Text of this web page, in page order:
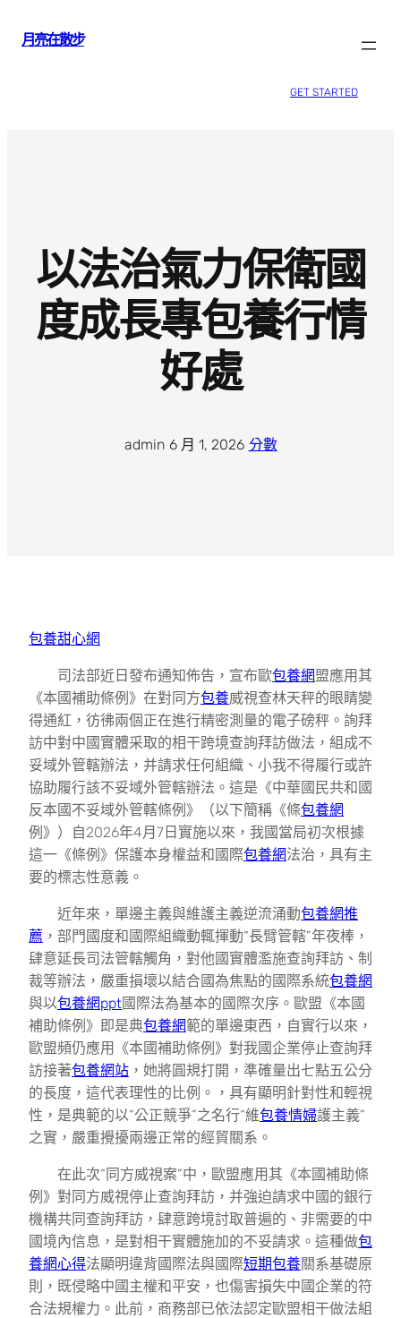
月亮在散步
GET STARTED
以法治氣力保衛國
度成長專包養行情
好處
admin· 6 月 1, 2026· 分數
包養甜心網
司法部近日發布通知佈告，宣布歐包養網盟應用其
《本國補助條例》在對同方包養威視查林天秤的眼睛變
得通紅，彷彿兩個正在進行精密測量的電子磅秤。詢拜
訪中對中國實體采取的相干跨境查詢拜訪做法，組成不
妥域外管轄辦法，并請求任何組織、小我不得履行或許
協助履行該不妥域外管轄辦法。這是《中華國民共和國
反本國不妥域外管轄條例》（以下簡稱《條包養網
例》）自2026年4月7日實施以來，我國當局初次根據
這一《條例》保護本身權益和國際包養網法治，具有主
要的標志性意義。
近年來，單邊主義與維護主義逆流涌動包養網推
薦 ，部門國度和國際組織動輒揮動“長臂管轄”年夜棒，
肆意延長司法管轄觸角，對他國實體濫施查詢拜訪、制
裁等辦法，嚴重損壞以結合國為焦點的國際系統包養網
與以包養網ppt國際法為基本的國際次序。歐盟《本國
補助條例》即是典包養網範的單邊東西，自實行以來，
歐盟頻仍應用《本國補助條例》對我國企業停止查詢拜
訪接著包養網站 ，她將圓規打開，準確量出七點五公分
的長度，這代表理性的比例。，具有顯明針對性和輕視
性，是典範的以“公正競爭”之名行“維包養情婦護主義”
之實，嚴重攪擾兩邊正常的經貿關系。
在此次“同方威視案”中，歐盟應用其《本國補助條
例》對同方威視停止查詢拜訪，并強迫請求中國的銀行
機構共同查詢拜訪，肆意跨境討取普遍的、非需要的中
國境內信息，是對相干實體施加的不妥請求。這種做包
養網心得法顯明違背國際法與國際短期包養關系基礎原
則，既侵略中國主權和平安，也傷害損失中國企業的符
合法規權力。此前，商務部已依法認定歐盟相干做法組